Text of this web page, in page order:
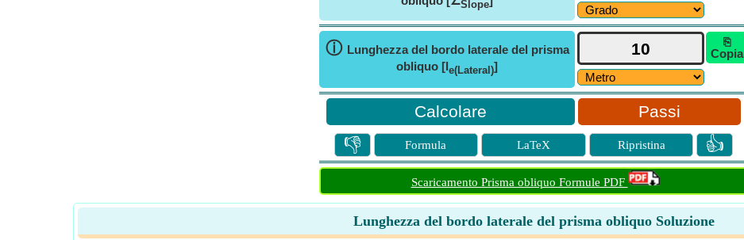
Slope
ⓘ Lunghezza del bordo laterale del prisma
obliquo [le(Lateral)]
⎘
Copia
Passi
👎 Formula LaTeX Ripristina 👍
Scaricamento Prisma obliquo Formule PDF
Lunghezza del bordo laterale del prisma obliquo Soluzione